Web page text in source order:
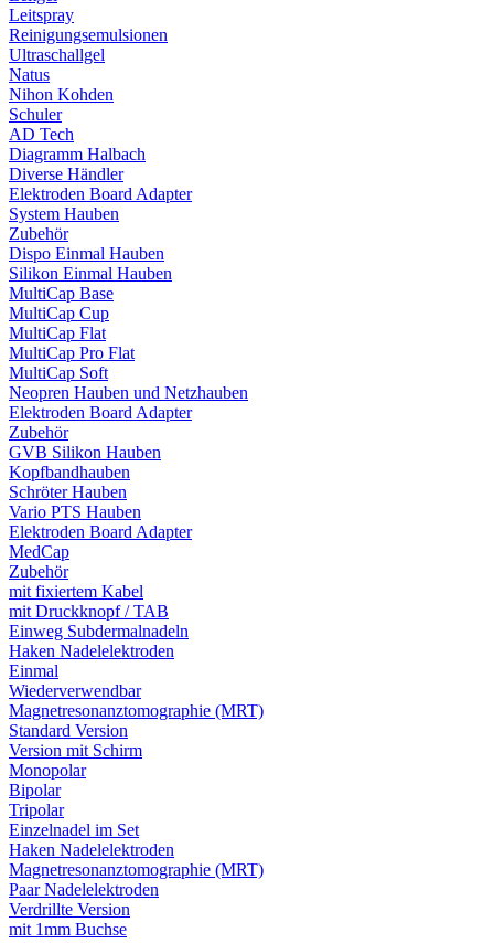
Leitspray
Reinigungsemulsionen
Ultraschallgel
Natus
Nihon Kohden
Schuler
AD Tech
Diagramm Halbach
Diverse Händler
Elektroden Board Adapter
System Hauben
Zubehör
Dispo Einmal Hauben
Silikon Einmal Hauben
MultiCap Base
MultiCap Cup
MultiCap Flat
MultiCap Pro Flat
MultiCap Soft
Neopren Hauben und Netzhauben
Elektroden Board Adapter
Zubehör
GVB Silikon Hauben
Kopfbandhauben
Schröter Hauben
Vario PTS Hauben
Elektroden Board Adapter
MedCap
Zubehör
mit fixiertem Kabel
mit Druckknopf / TAB
Einweg Subdermalnadeln
Haken Nadelelektroden
Einmal
Wiederverwendbar
Magnetresonanztomographie (MRT)
Standard Version
Version mit Schirm
Monopolar
Bipolar
Tripolar
Einzelnadel im Set
Haken Nadelelektroden
Magnetresonanztomographie (MRT)
Paar Nadelelektroden
Verdrillte Version
mit 1mm Buchse